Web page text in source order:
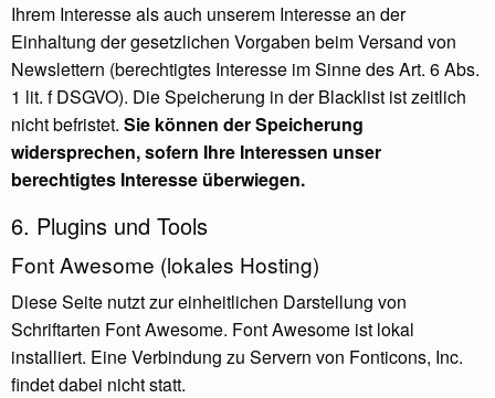
Ihrem Interesse als auch unserem Interesse an der
Einhaltung der gesetzlichen Vorgaben beim Versand von
Newslettern (berechtigtes Interesse im Sinne des Art. 6 Abs.
1 lit. f DSGVO). Die Speicherung in der Blacklist ist zeitlich
nicht befristet. Sie können der Speicherung
widersprechen, sofern Ihre Interessen unser
berechtigtes Interesse überwiegen.
6. Plugins und Tools
Font Awesome (lokales Hosting)
Diese Seite nutzt zur einheitlichen Darstellung von
Schriftarten Font Awesome. Font Awesome ist lokal
installiert. Eine Verbindung zu Servern von Fonticons, Inc.
findet dabei nicht statt.